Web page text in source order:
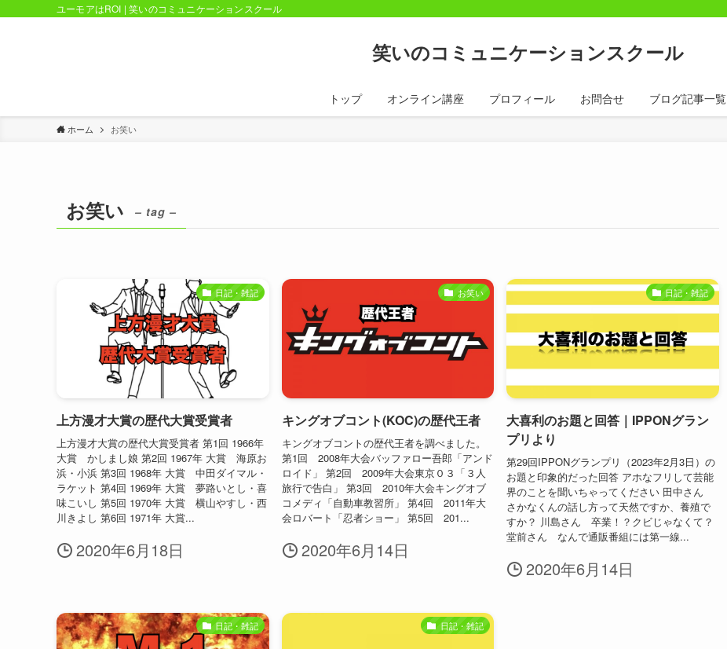
ユーモアはROI | 笑いのコミュニケーションスクール
笑いのコミュニケーションスクール
トップ オンライン講座 プロフィール お問合せ ブログ記事一覧
ホーム お笑い
お笑い – tag –
日記・雑記
上方漫才大賞の歴代大賞受賞者
上方漫才大賞の歴代大賞受賞者 第1回 1966年
大賞 かしまし娘 第2回 1967年 大賞 海原お
浜・小浜 第3回 1968年 大賞 中田ダイマル・
ラケット 第4回 1969年 大賞 夢路いとし・喜
味こいし 第5回 1970年 大賞 横山やすし・西
川きよし 第6回 1971年 大賞...
2020年6月18日
お笑い
キングオブコント(KOC)の歴代王者
キングオブコントの歴代王者を調べました。
第1回 2008年大会バッファロー吾郎「アンド
ロイド」 第2回 2009年大会東京０３「３人
旅行で告白」 第3回 2010年大会キングオブ
コメディ「自動車教習所」 第4回 2011年大
会ロバート「忍者ショー」 第5回 201...
2020年6月14日
日記・雑記
大喜利のお題と回答｜IPPONグラン
プリより
第29回IPPONグランプリ（2023年2月3日）の
お題と印象的だった回答 アホなフリして芸能
界のことを聞いちゃってください 田中さん
さかなくんの話し方って天然ですか、養殖で
すか？ 川島さん 卒業！？クビじゃなくて？
堂前さん なんで通販番組には第一線...
2020年6月14日
日記・雑記 日記・雑記